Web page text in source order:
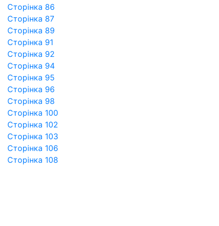
Сторінка 86
Сторінка 87
Сторінка 89
Сторінка 91
Сторінка 92
Сторінка 94
Сторінка 95
Сторінка 96
Сторінка 98
Сторінка 100
Сторінка 102
Сторінка 103
Сторінка 106
Сторінка 108